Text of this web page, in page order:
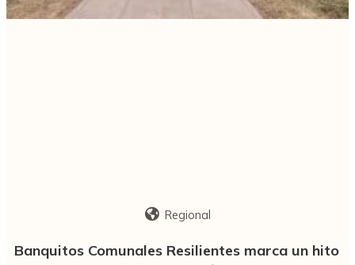
Regional
Banquitos Comunales Resilientes marca un hito